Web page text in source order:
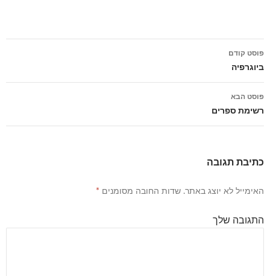
ניווט
פוסטים
פוסט קודם
ביוגרפיה
פוסט הבא
רשימת ספרים
כתיבת תגובה
האימייל לא יוצג באתר. שדות החובה מסומנים *
התגובה שלך